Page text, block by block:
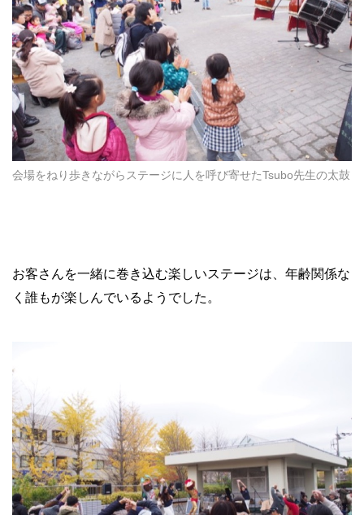
会場をねり歩きながらステージに人を呼び寄せたTsubo先生の太鼓
お客さんを一緒に巻き込む楽しいステージは、年齢関係な
く誰もが楽しんでいるようでした。